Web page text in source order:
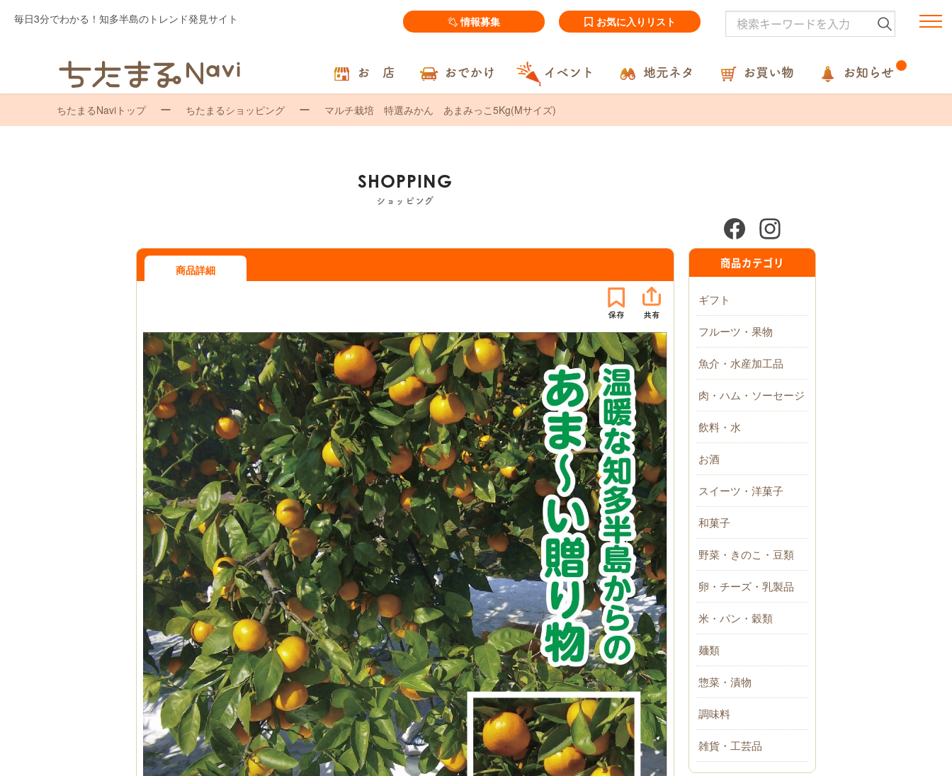
毎日3分でわかる！知多半島のトレンド発見サイト 情報募集 お気に入りリスト
お 店 おでかけ イベント 地元ネタ お買い物 お知らせ
ちたまるNaviトップ ちたまるショッピング マルチ栽培 特選みかん あまみっこ5Kg(Mサイズ)
SHOPPING
ショッピング
商品詳細 商品カテゴリ
ギフト
フルーツ・果物
魚介・水産加工品
肉・ハム・ソーセージ
飲料・水
お酒
スイーツ・洋菓子
和菓子
野菜・きのこ・豆類
卵・チーズ・乳製品
米・パン・穀類
麺類
惣菜・漬物
調味料
雑貨・工芸品